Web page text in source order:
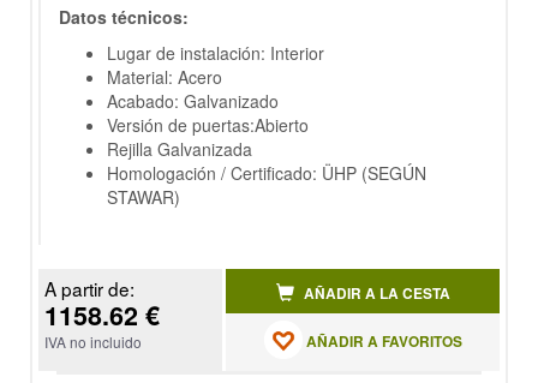
Datos técnicos:
Lugar de instalación: Interior
Material: Acero
Acabado: Galvanizado
Versión de puertas:Abierto
Rejilla Galvanizada
Homologación / Certificado: ÜHP (SEGÚN
STAWAR)
A partir de:
1158.62 €
IVA no incluido
AÑADIR A LA CESTA
AÑADIR A FAVORITOS